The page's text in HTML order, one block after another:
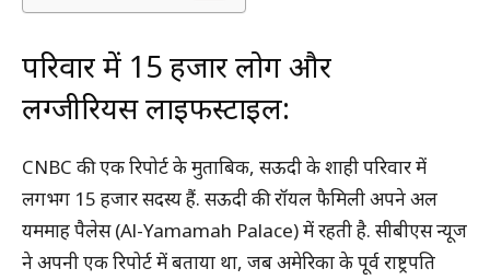
परिवार में 15 हजार लोग और
लग्जीरियस लाइफस्टाइल:
CNBC की एक रिपोर्ट के मुताबिक, सऊदी के शाही परिवार में
लगभग 15 हजार सदस्य हैं. सऊदी की रॉयल फैमिली अपने अल
यममाह पैलेस (Al-Yamamah Palace) में रहती है. सीबीएस न्यूज
ने अपनी एक रिपोर्ट में बताया था, जब अमेरिका के पूर्व राष्ट्रपति